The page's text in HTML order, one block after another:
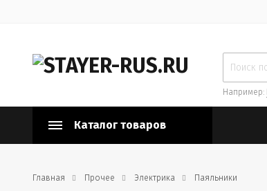
Например:
Каталог товаров
Главная Прочее Электрика Паяльники